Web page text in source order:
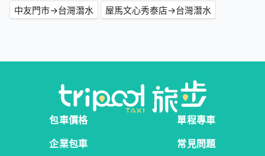
中友門市→台灣潛水
屋馬文心秀泰店→台灣潛水
包車價格
單程專車
企業包車
常見問題